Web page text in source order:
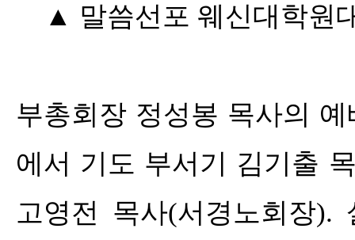
▲ 말씀선포 웨신대학원
부총회장 정성봉 목사의
에서 기도 부서기 김기출
고영전 목사(서경노회장).